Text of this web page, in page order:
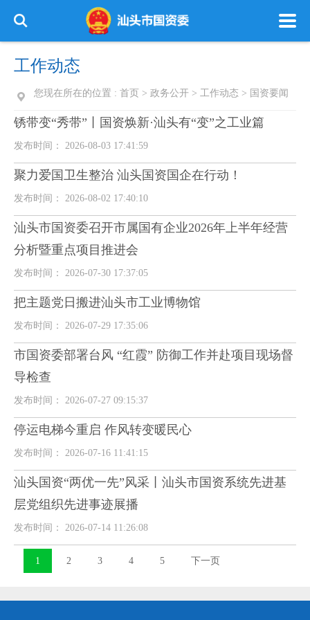
工作动态
您现在所在的位置 : 首页 > 政务公开 > 工作动态 > 国资要闻
锈带变“秀带”丨国资焕新·汕头有“变”之工业篇
发布时间： 2026-08-03 17:41:59
聚力爱国卫生整治 汕头国资国企在行动！
发布时间： 2026-08-02 17:40:10
汕头市国资委召开市属国有企业2026年上半年经营
分析暨重点项目推进会
发布时间： 2026-07-30 17:37:05
把主题党日搬进汕头市工业博物馆
发布时间： 2026-07-29 17:35:06
市国资委部署台风 “红霞” 防御工作并赴项目现场督
导检查
发布时间： 2026-07-27 09:15:37
停运电梯今重启 作风转变暖民心
发布时间： 2026-07-16 11:41:15
汕头国资“两优一先”风采丨汕头市国资系统先进基
层党组织先进事迹展播
发布时间： 2026-07-14 11:26:08
1 2 3 4 5 下一页